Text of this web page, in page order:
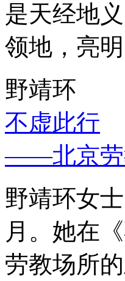
是天经地
领地，亮
野靖环
不虚此行
——北京劳
野靖环女
月。她在
劳教场所